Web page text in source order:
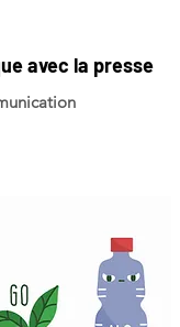
avec la presse